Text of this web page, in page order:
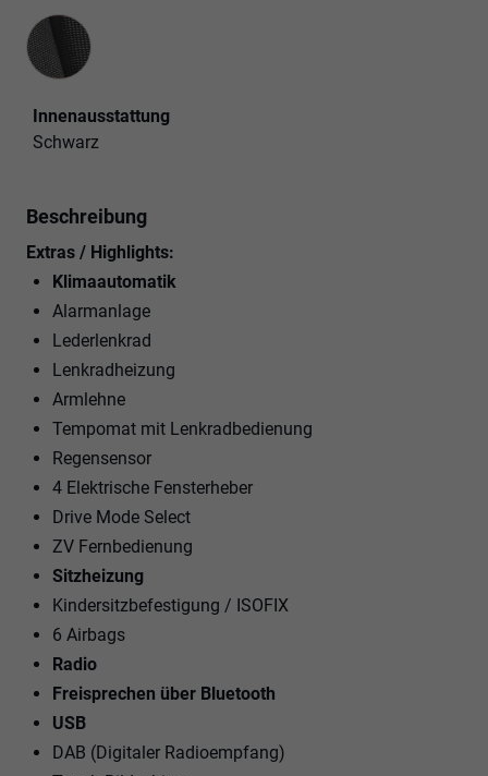
Innenausstattung
Innenausstattung
Schwarz
Beschreibung
Extras / Highlights:
Klimaautomatik
Alarmanlage
Lederlenkrad
Lenkradheizung
Armlehne
Tempomat mit Lenkradbedienung
Regensensor
4 Elektrische Fensterheber
Drive Mode Select
ZV Fernbedienung
Sitzheizung
Kindersitzbefestigung / ISOFIX
6 Airbags
Radio
Freisprechen über Bluetooth
USB
DAB (Digitaler Radioempfang)